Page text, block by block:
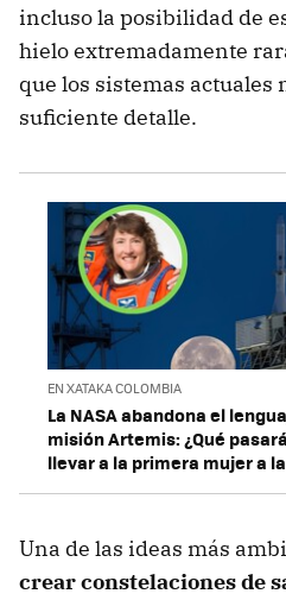
incluso la posibilidad de
hielo extremadamente
que los sistemas actuales
suficiente detalle.
EN XATAKA COLOMBIA
La NASA abandona el
misión Artemis: ¿Qué
llevar a la primera mujer a
Una de las ideas más
crearconstelaciones de